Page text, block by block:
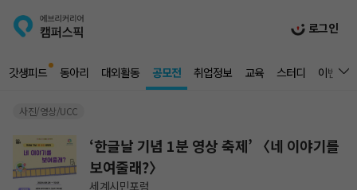
로그인
갓생피드 동아리 대외활동 공모전 취업정보 교육 스터디 이벤트
사진/영상/UCC
‘한글날 기념 1분 영상 축제’ 〈네 이야기를
보여줄래?〉
세계시민포럼